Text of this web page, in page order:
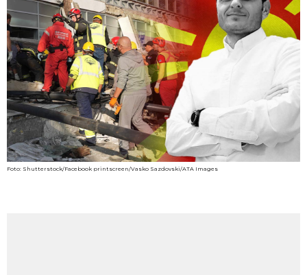
Foto: Shutterstock/Facebook printscreen/Vasko Sazdovski/ATA Images